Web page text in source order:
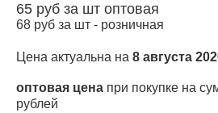
65 руб за шт оптовая
68 руб за шт - розничная
Цена актуальна на 8 августа
оптовая цена при покупке на
рублей